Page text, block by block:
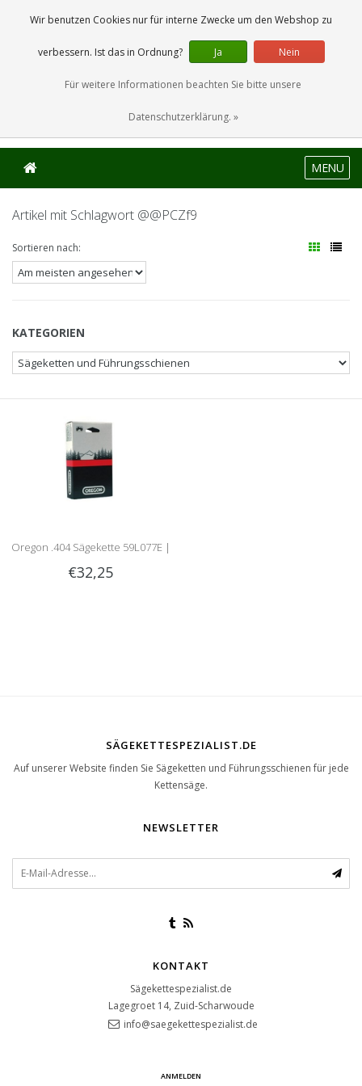
0 Artikel
MENU
Artikel mit Schlagwort @@PCZf9
Sortieren nach:
KATEGORIEN
Oregon .404 Sägekette 59L077E |
1.6mm | .404 | 77 Treibgliedern
€32,25
SÄGEKETTESPEZIALIST.DE
Auf unserer Website finden Sie Sägeketten und Führungsschienen für jede
Kettensäge.
NEWSLETTER
KONTAKT
Sägekettespezialist.de
Lagegroet 14, Zuid-Scharwoude
info@saegekettespezialist.de
ANMELDEN
Wir benutzen Cookies nur für interne Zwecke um den Webshop zu
verbessern. Ist das in Ordnung? Ja Nein
Für weitere Informationen beachten Sie bitte unsere
Datenschutzerklärung. »